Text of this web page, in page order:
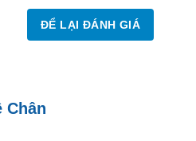
tại Việt Nam.
ĐỂ LẠI ĐÁNH GIÁ
Chân